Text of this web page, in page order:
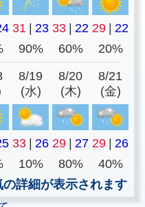
31 | 23 33 | 22 29 | 22
90% 60% 20%
8/19
(水)
8/20
(木)
8/21
(金)
33 | 26 29 | 27 29 | 26
10% 80%
40%
詳細が表示されます